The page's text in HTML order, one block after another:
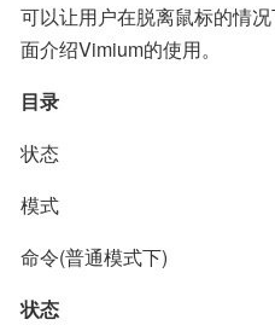
可以让用户在脱离鼠标的情
面介绍Vimium的使用。
目录
状态
模式
命令(普通模式下)
状态